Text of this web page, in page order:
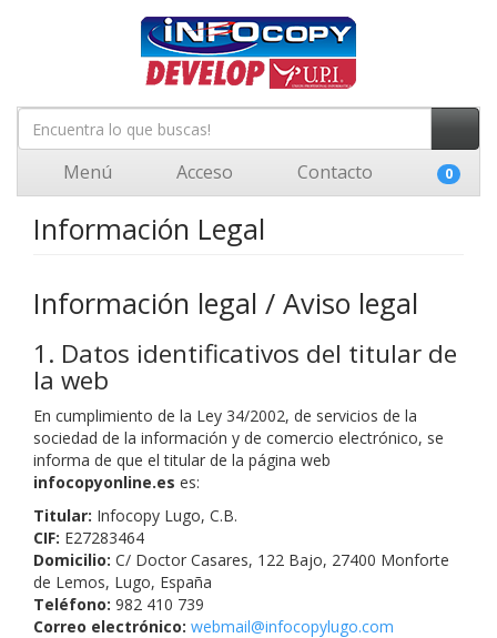
Menú Acceso Contacto 0
Información Legal
Información legal / Aviso legal
1. Datos identificativos del titular de
la web
En cumplimiento de la Ley 34/2002, de servicios de la
sociedad de la información y de comercio electrónico, se
informa de que el titular de la página web
infocopyonline.es es:
Titular: Infocopy Lugo, C.B.
CIF: E27283464
Domicilio: C/ Doctor Casares, 122 Bajo, 27400 Monforte
de Lemos, Lugo, España
Teléfono: 982 410 739
Correo electrónico: webmail@infocopylugo.com